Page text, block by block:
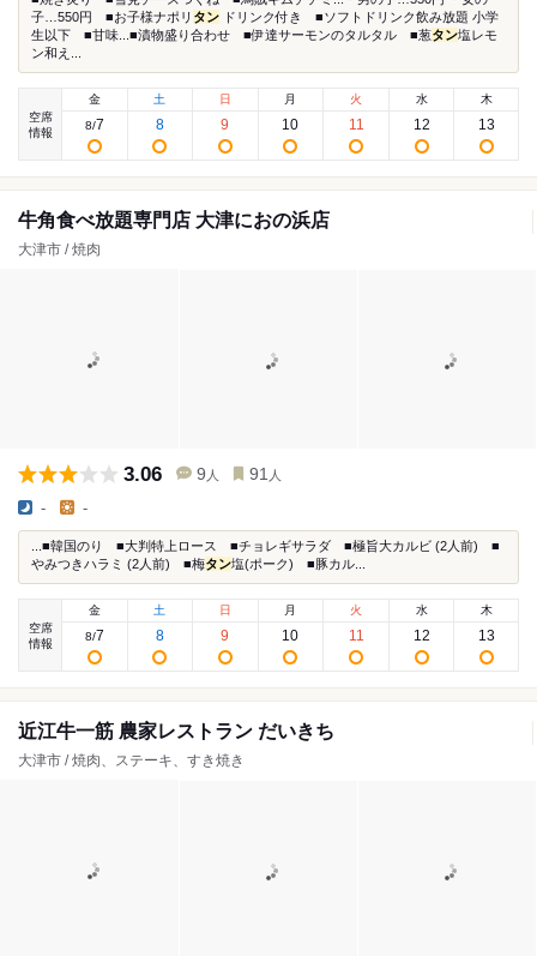
子…550円 ■お子様ナポリ タン ドリンク付き ■ソフトドリンク飲み放題 小学
生以下 ■甘味...■漬物盛り合わせ ■伊達サーモンのタルタル ■葱タン塩レモ
ン和え...
空席
情報
金
8/7
土
8
日
9
月
10
火
11
水
12
木
13
牛角食べ放題専門店 大津におの浜店
大津市 / 焼肉
3.06 9 人 91 人
- -
...■韓国のり ■大判特上ロース ■チョレギサラダ ■極旨大カルビ (2人前) ■
やみつきハラミ (2人前) ■梅タン塩(ポーク) ■豚カル...
空席
情報
金
8/7
土
8
日
9
月
10
火
11
水
12
木
13
近江牛一筋 農家レストラン だいきち
大津市 / 焼肉、ステーキ、すき焼き